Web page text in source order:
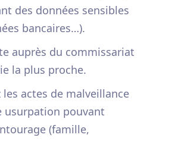
des données sensibles
bancaires…).
auprès du commissariat
la plus proche.
les actes de malveillance
usurpation pouvant
(famille,